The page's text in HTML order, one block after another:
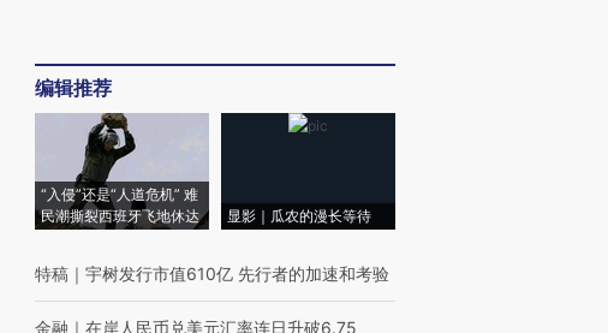
编辑推荐
“入侵”还是“人道危机” 难
民潮撕裂西班牙飞地休达
显影｜瓜农的漫长等待
特稿 ｜ 宇树发行市值610亿 先行者的加速和考验
金融 ｜ 在岸人民币兑美元汇率连日升破6.75